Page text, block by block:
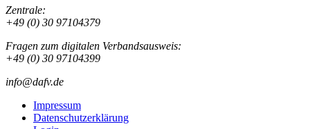
Zentrale:
+49 (0) 30 97104379
Fragen zum digitalen Verbandsausweis:
+49 (0) 30 97104399
info@dafv.de
Impressum
Datenschutzerklärung